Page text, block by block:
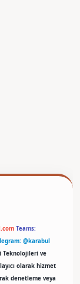
Teams:
@karabul
Teknolojileri ve
olarak hizmet
denetleme veya